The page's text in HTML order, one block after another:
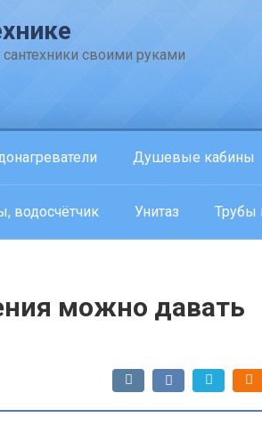
своими руками
Душевые кабины
водосчётчик Унитаз Трубы
можно давать